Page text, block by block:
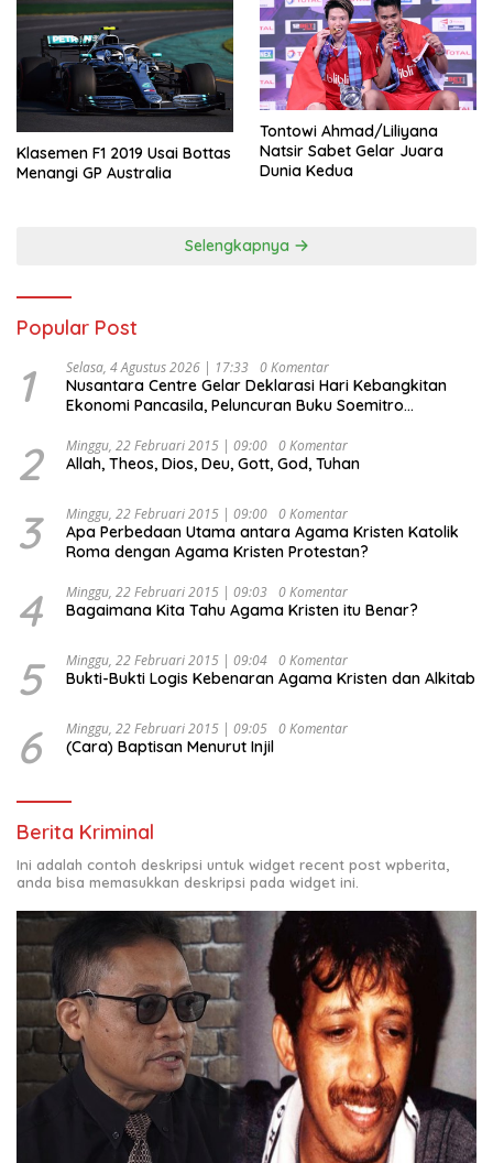
Klasemen F1 2019 Usai Bottas
Menangi GP Australia
Tontowi Ahmad/Liliyana
Natsir Sabet Gelar Juara
Dunia Kedua
Selengkapnya
Popular Post
1 Selasa, 4 Agustus 2026 | 17:33 0 Komentar
Nusantara Centre Gelar Deklarasi Hari Kebangkitan
Ekonomi Pancasila, Peluncuran Buku Soemitro
Ekonomi Politik Indonesia) & Simposium Nasional
“Urgensi Undang-Undang Perekonomian Nasional dan
Indonesia Emas 2045”,
2 Minggu, 22 Februari 2015 | 09:00 0 Komentar
Allah, Theos, Dios, Deu, Gott, God, Tuhan
3 Minggu, 22 Februari 2015 | 09:00 0 Komentar
Apa Perbedaan Utama antara Agama Kristen Katolik
Roma dengan Agama Kristen Protestan?
4 Minggu, 22 Februari 2015 | 09:03 0 Komentar
Bagaimana Kita Tahu Agama Kristen itu Benar?
5 Minggu, 22 Februari 2015 | 09:04 0 Komentar
Bukti-Bukti Logis Kebenaran Agama Kristen dan Alkitab
6 Minggu, 22 Februari 2015 | 09:05 0 Komentar
(Cara) Baptisan Menurut Injil
Berita Kriminal
Ini adalah contoh deskripsi untuk widget recent post wpberita,
anda bisa memasukkan deskripsi pada widget ini.